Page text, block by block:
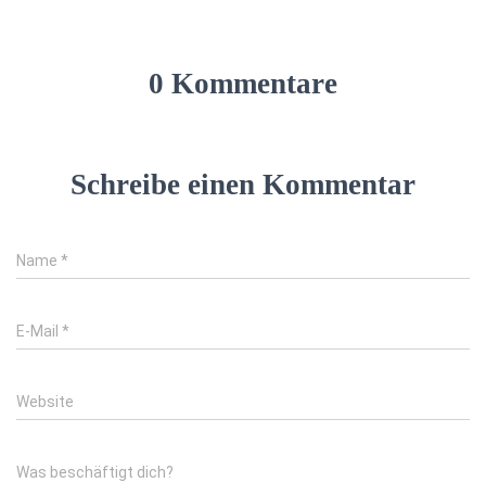
0 Kommentare
Schreibe einen Kommentar
Name *
E-Mail *
Website
Was beschäftigt dich?